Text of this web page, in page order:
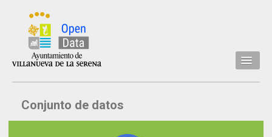
Inicio
Datos
Conjunto de datos